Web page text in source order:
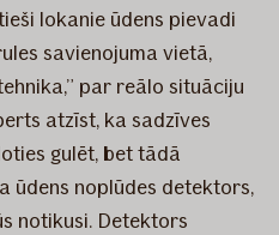
lokanie ūdens pievadi
savienojuma vietā,
par reālo situāciju
atzīst, ka sadzīves
gulēt, bet tādā
ūdens noplūdes detektors,
notikusi. Detektors